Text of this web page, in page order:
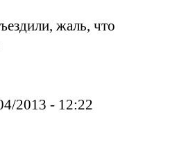
жаль, что
2013 - 12:22